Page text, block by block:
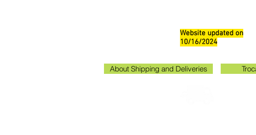
Website updated on
10/16/2024
About Shipping and Deliveries